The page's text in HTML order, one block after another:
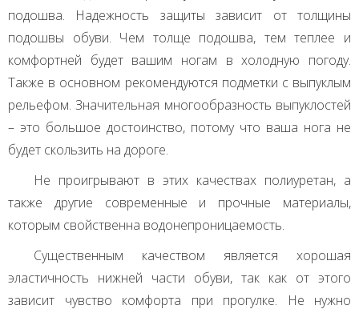
подошва. Надежность защиты зависит от толщины
подошвы обуви. Чем толще подошва, тем теплее и
комфортней будет вашим ногам в холодную погоду.
Также в основном рекомендуются подметки с выпуклым
рельефом. Значительная многообразность выпуклостей
– это большое достоинство, потому что ваша нога не
будет скользить на дороге.
Не проигрывают в этих качествах полиуретан, а
также другие современные и прочные материалы,
которым свойственна водонепроницаемость.
Существенным качеством является хорошая
эластичность нижней части обуви, так как от этого
зависит чувство комфорта при прогулке. Не нужно